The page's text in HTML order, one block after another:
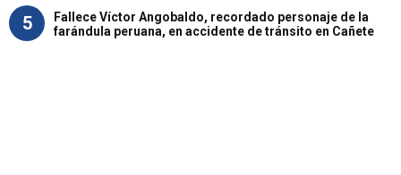
5
Fallece Víctor Angobaldo, recordado personaje de la
farándula peruana, en accidente de tránsito en Cañete